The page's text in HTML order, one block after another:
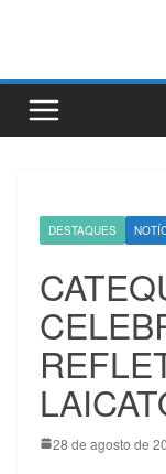
conteúdo
DESTAQUES
28 de agosto de